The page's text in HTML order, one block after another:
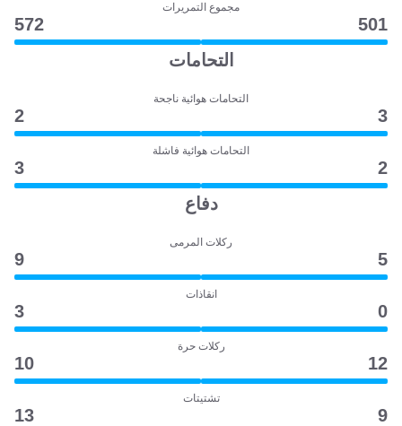
مجموع التمريرات
501
572
التحامات
التحامات هوائية ناجحة
3
2
التحامات هوائية فاشلة
2
3
دفاع
ركلات المرمى
5
9
انقاذات
0
3
ركلات حرة
12
10
تشتيتات
9
13